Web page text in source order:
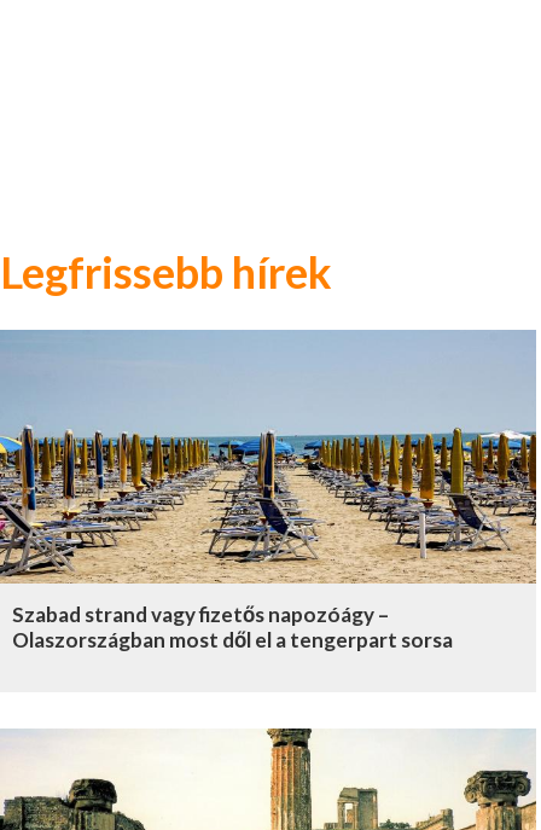
Legfrissebb hírek
Szabad strand vagy fizetős napozóágy –
Olaszországban most dől el a tengerpart sorsa